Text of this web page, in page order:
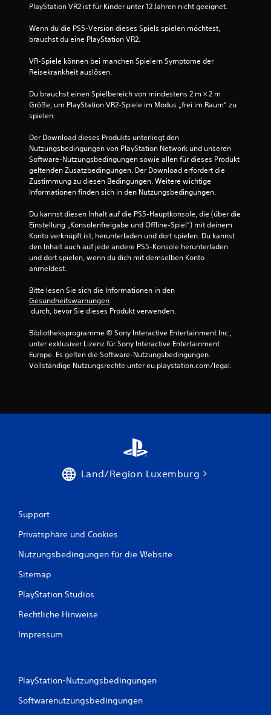
s
t
z
n
,
o
d
u
f
g
e
h
ö
t
h
a
s
t
.
PlayStation VR2 ist für Kinder unter 12 Jahren nicht geeignet.
Wenn du die PS5-Version dieses Spiels spielen möchtest,
brauchst du eine PlayStation VR2.
VR-Spiele können bei manchen Spielern Symptome der
Reisekrankheit auslösen.
Du brauchst einen Spielbereich von mindestens 2 m × 2 m
Größe, um PlayStation VR2-Spiele im Modus „frei im Raum“ zu
spielen.
Der Download dieses Produkts unterliegt den
Nutzungsbedingungen von PlayStation Network und unseren
Software-Nutzungsbedingungen sowie allen für dieses Produkt
geltenden Zusatzbedingungen. Der Download erfordert die
Zustimmung zu diesen Bedingungen. Weitere wichtige
Informationen finden sich in den Nutzungsbedingungen.
Du kannst diesen Inhalt auf die PS5-Hauptkonsole, die (über die
Einstellung „Konsolenfreigabe und Offline-Spiel“) mit deinem
Konto verknüpft ist, herunterladen und dort spielen. Du kannst
den Inhalt auch auf jede andere PS5-Konsole herunterladen
und dort spielen, wenn du dich mit demselben Konto
anmeldest.
Bitte lesen Sie sich die Informationen in den
Gesundheitswarnungen
durch, bevor Sie dieses Produkt verwenden.
Bibliotheksprogramme © Sony Interactive Entertainment Inc.,
unter exklusiver Lizenz für Sony Interactive Entertainment
Europe. Es gelten die Software-Nutzungsbedingungen.
Vollständige Nutzungsrechte unter eu.playstation.com/legal.
Land/Region Luxemburg
Support
Privatsphäre und Cookies
Nutzungsbedingungen für die Website
Sitemap
PlayStation Studios
Rechtliche Hinweise
Impressum
PlayStation-Nutzungsbedingungen
Softwarenutzungsbedingungen